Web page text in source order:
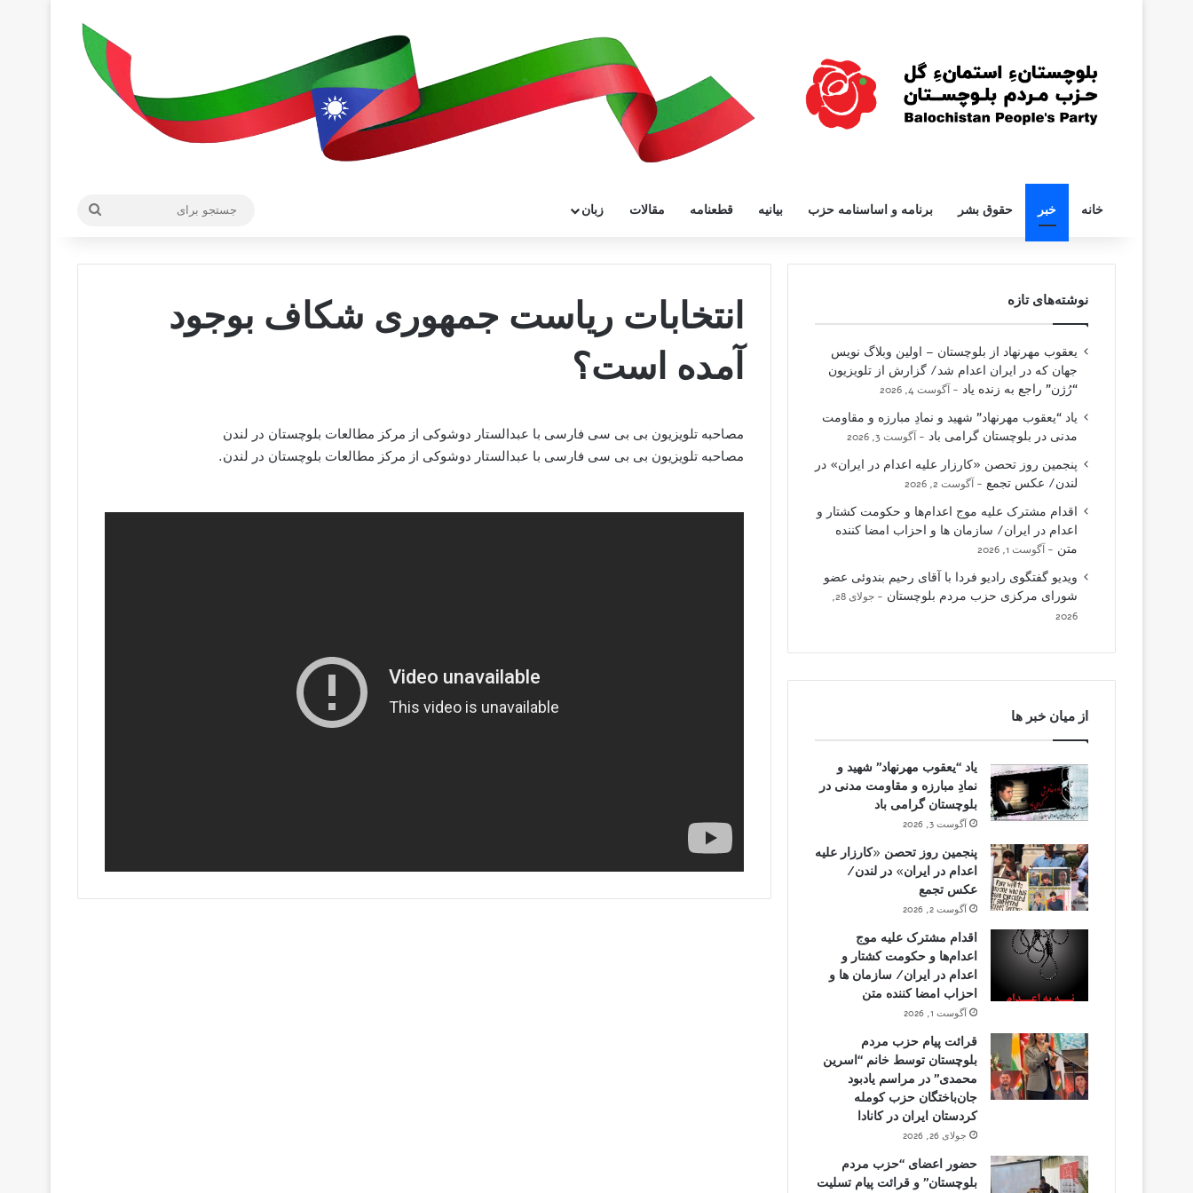
خانه خبر حقوق بشر برنامه و اساسنامه حزب بیانیه قطعنامه مقالات زبان
انتخابات ریاست جمهوری شکاف بوجود
آمده است؟
مصاحبه تلویزیون بی بی سی فارسی با عبدالستار دوشوکی از مرکز مطالعات بلوچستان در لندن
مصاحبه تلویزیون بی بی سی فارسی با عبدالستار دوشوکی از مرکز مطالعات بلوچستان در لندن.
نوشته‌های تازه
یعقوب مهرنهاد از بلوچستان – اولین وبلاگ نویس
جهان که در ایران اعدام شد/ گزارش از تلویزیون
“رُژن” راجع به زنده یاد
آگوست 4, 2026
یاد “یعقوب مهرنهاد” شهید و نمادِ مبارزه و مقاومت
مدنی در بلوچستان گرامی باد
آگوست 3, 2026
پنجمین روز تحصن «کارزار علیه اعدام در ایران» در
لندن/ عکس تجمع
آگوست 2, 2026
اقدام مشترک علیه موج اعدام‌ها و حکومت کشتار و
اعدام در ایران/ سازمان ها و احزاب امضا کننده
متن
آگوست 1, 2026
ویدیو گفتگوی رادیو فردا با آقای رحیم بندوئی عضو
شورای مرکزی حزب مردم بلوچستان
جولای 28,
2026
از میان خبر ها
یاد “یعقوب مهرنهاد” شهید و
نمادِ مبارزه و مقاومت مدنی در
بلوچستان گرامی باد
آگوست 3, 2026
پنجمین روز تحصن «کارزار علیه
اعدام در ایران» در لندن/
عکس تجمع
آگوست 2, 2026
اقدام مشترک علیه موج
اعدام‌ها و حکومت کشتار و
اعدام در ایران/ سازمان ها و
احزاب امضا کننده متن
آگوست 1, 2026
قرائت پیام حزب مردم
بلوچستان توسط خانم “اسرین
محمدی” در مراسم یادبود
جان‌باختگان حزب کومله
کردستان ایران در کانادا
جولای 26, 2026
حضور اعضای “حزب مردم
بلوچستان” و قرائت پیام تسلیت